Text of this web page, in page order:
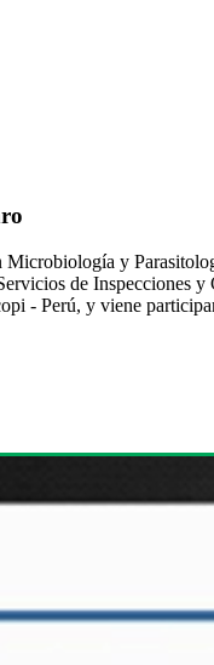
y
de Inspecciones
- Perú, y viene